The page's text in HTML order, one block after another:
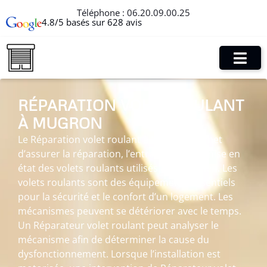
Téléphone : 06.20.09.00.25
4.8/5 basés sur 628 avis
RÉPARATION VOLET ROULANT
À MUGRON
Le Réparation volet roulant à Mugron permet
d’assurer la réparation, l’entretien et la remise en
état des volets roulants utilisés au quotidien. Les
volets roulants sont des équipements essentiels
pour la sécurité et le confort d’un logement. Les
mécanismes peuvent se détériorer avec le temps.
Un Réparateur volet roulant peut analyser le
mécanisme afin de déterminer la cause du
dysfonctionnement. Lorsque l’installation est